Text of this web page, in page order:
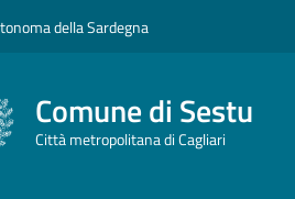
della Sardegna
Comune di Sestu
Città metropolitana di Cagliari